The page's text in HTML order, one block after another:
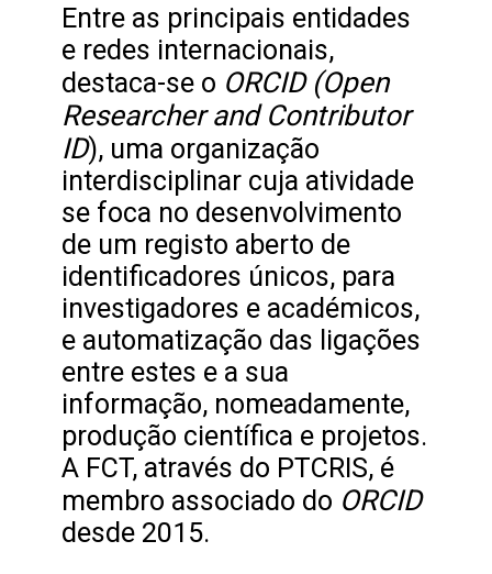
Entre as principais entidades
e redes internacionais,
destaca-se o ORCID (Open
Researcher and Contributor
ID), uma organização
interdisciplinar cuja atividade
se foca no desenvolvimento
de um registo aberto de
identificadores únicos, para
investigadores e académicos,
e automatização das ligações
entre estes e a sua
informação, nomeadamente,
produção científica e projetos.
A FCT, através do PTCRIS, é
membro associado do ORCID
desde 2015.